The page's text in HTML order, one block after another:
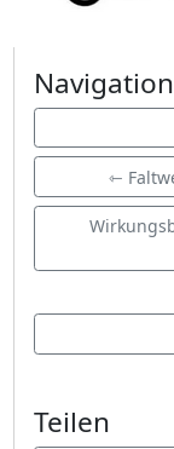
Navigation
⇽
Teilen